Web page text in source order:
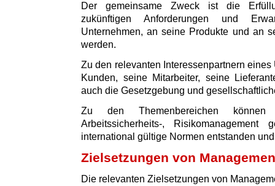
Der gemeinsame Zweck ist die
zukünftigen Anforderungen und
Unternehmen, an seine Produkte und an
werden.
Zu den relevanten Interessenpartnern
Kunden, seine Mitarbeiter, seine
auch die Gesetzgebung und
Zu den Themenbereichen
Arbeitssicherheits-,
international gültige Normen entstanden
Zielsetzungen von
Die relevanten Zielsetzungen von